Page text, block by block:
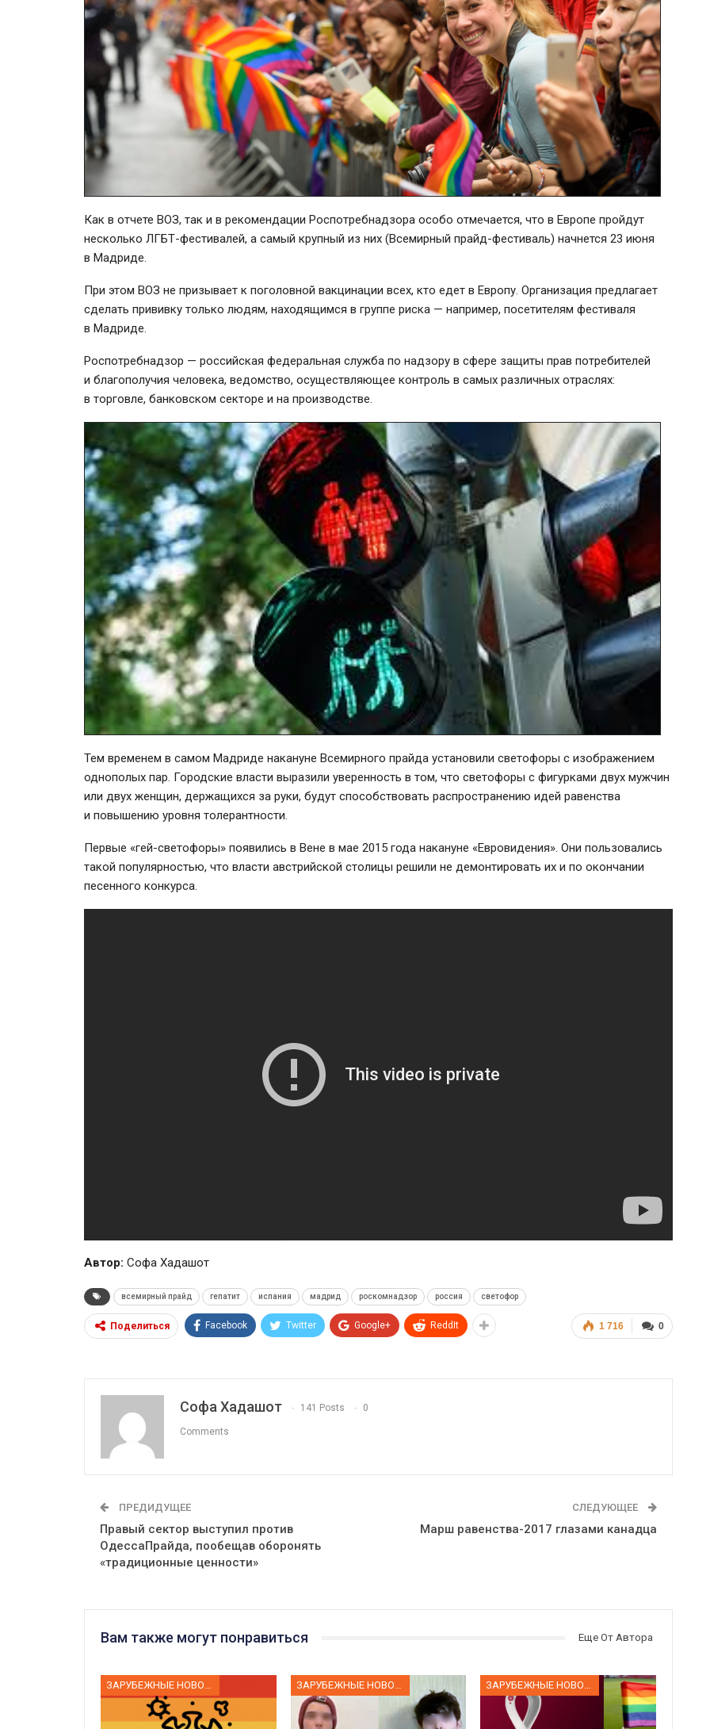
Как в отчете ВОЗ, так и в рекомендации Роспотребнадзора особо отмечается, что в Европе пройдут
несколько ЛГБТ-фестивалей, а самый крупный из них (Всемирный прайд-фестиваль) начнется 23 июня
в Мадриде.
При этом ВОЗ не призывает к поголовной вакцинации всех, кто едет в Европу. Организация предлагает
сделать прививку только людям, находящимся в группе риска — например, посетителям фестиваля
в Мадриде.
Роспотребнадзор — российская федеральная служба по надзору в сфере защиты прав потребителей
и благополучия человека, ведомство, осуществляющее контроль в самых различных отраслях:
в торговле, банковском секторе и на производстве.
Тем временем в самом Мадриде накануне Всемирного прайда установили светофоры с изображением
однополых пар. Городские власти выразили уверенность в том, что светофоры с фигурками двух мужчин
или двух женщин, держащихся за руки, будут способствовать распространению идей равенства
и повышению уровня толерантности.
Первые «гей-светофоры» появились в Вене в мае 2015 года накануне «Евровидения». Они пользовались
такой популярностью, что власти австрийской столицы решили не демонтировать их и по окончании
песенного конкурса.
Автор: Cофа Хадашот
всемирный прайд гепатит испания мадрид роскомнадзор россия светофор
0
1 716
Поделиться Facebook Twitter Google+ ReddIt
Софа Хадашот 141 Posts 0
Comments
ПРЕДИДУЩЕЕ
Правый сектор выступил против
ОдессаПрайда, пообещав оборонять
«традиционные ценности»
СЛЕДУЮЩЕЕ
Марш равенства-2017 глазами канадца
Вам также могут понравиться Еще От Автора